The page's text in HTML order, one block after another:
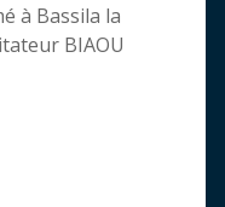
à Bassila la
BIAOU